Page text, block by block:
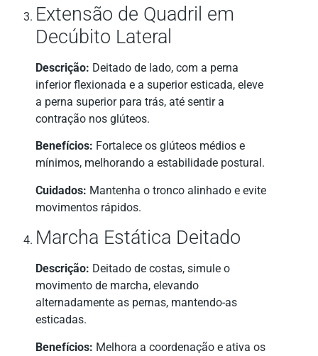
Extensão de Quadril em
Decúbito Lateral
Descrição: Deitado de lado, com a perna
inferior flexionada e a superior esticada, eleve
a perna superior para trás, até sentir a
contração nos glúteos.
Benefícios: Fortalece os glúteos médios e
mínimos, melhorando a estabilidade postural.
Cuidados: Mantenha o tronco alinhado e evite
movimentos rápidos.
Marcha Estática Deitado
Descrição: Deitado de costas, simule o
movimento de marcha, elevando
alternadamente as pernas, mantendo-as
esticadas.
Benefícios: Melhora a coordenação e ativa os